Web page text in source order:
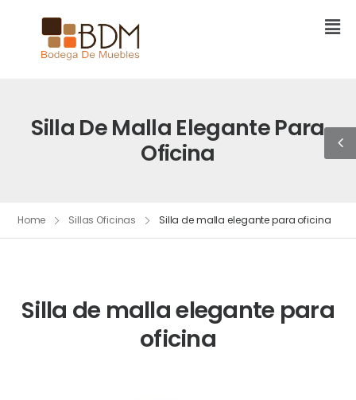
Silla De Malla Elegante Para
Oficina
Home Sillas Oficinas Silla de malla elegante para oficina
Silla de malla elegante para
oficina